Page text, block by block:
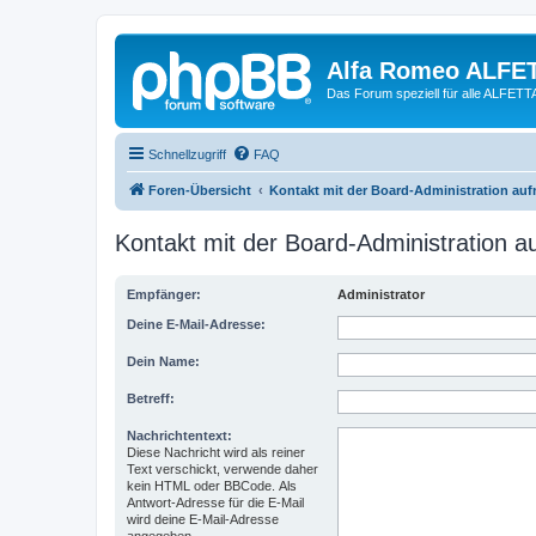
Alfa Romeo
Das Forum speziell für alle
Schnellzugriff FAQ
Foren-Übersicht Kontakt mit der Board-Administration
Kontakt mit der Board-Administration
Empfänger: Administrator
Deine E-Mail-Adresse:
Dein Name:
Betreff:
Nachrichtentext:
Diese Nachricht wird als reiner
Text verschickt, verwende daher
kein HTML oder BBCode. Als
Antwort-Adresse für die E-Mail
wird deine E-Mail-Adresse